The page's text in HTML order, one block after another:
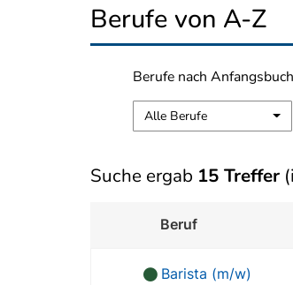
Berufe von A-Z
Berufe nach
Alle Berufe
Suche ergab 15 Treffer
Beruf
Barista (m/w)